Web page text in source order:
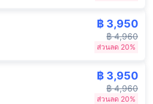
฿ 3,950
฿ 4,960
ส่วนลด 20%
฿ 3,950
฿ 4,960
ส่วนลด 20%